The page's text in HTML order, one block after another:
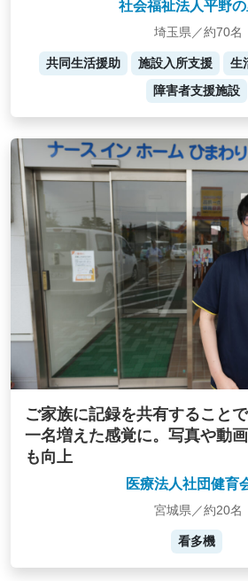
社会福祉法人平野
埼玉県／約70名
共同生活援助 施設入所支援 生
障害者支援施設
ご家族に記録を共有すること
一名増えた感覚に。写真や動
も向上
医療法人社団健育
宮城県／約20名
看多機